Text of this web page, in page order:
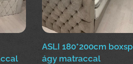
ASLI 180*200cm
ágy matraccal